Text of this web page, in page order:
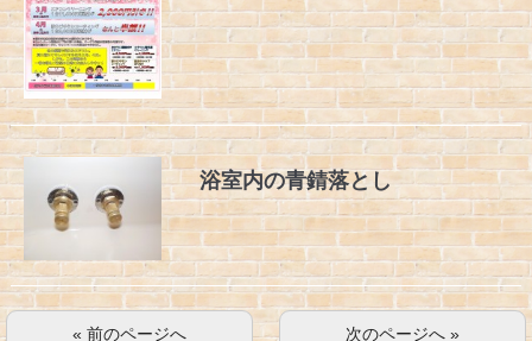
浴室内の青錆落とし
次のページへ »
« 前のページへ